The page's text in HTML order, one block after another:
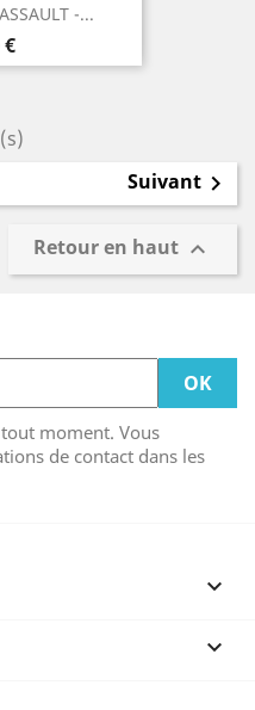
-...
Suivant 
Retour en haut 
moment. Vous
de contact dans les

